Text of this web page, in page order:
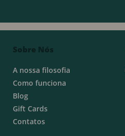
Sobre Nós
A nossa filosofia
Como funciona
Blog
Gift Cards
Contatos